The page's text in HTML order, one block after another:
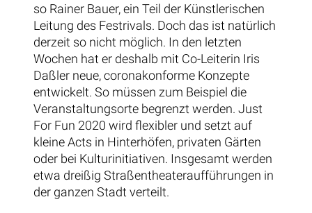
so Rainer Bauer, ein Teil der Künstlerischen
Leitung des Festrivals. Doch das ist natürlich
derzeit so nicht möglich. In den letzten
Wochen hat er deshalb mit Co-Leiterin Iris
Daßler neue, coronakonforme Konzepte
entwickelt. So müssen zum Beispiel die
Veranstaltungsorte begrenzt werden. Just
For Fun 2020 wird flexibler und setzt auf
kleine Acts in Hinterhöfen, privaten Gärten
oder bei Kulturinitiativen. Insgesamt werden
etwa dreißig Straßentheateraufführungen in
der ganzen Stadt verteilt.